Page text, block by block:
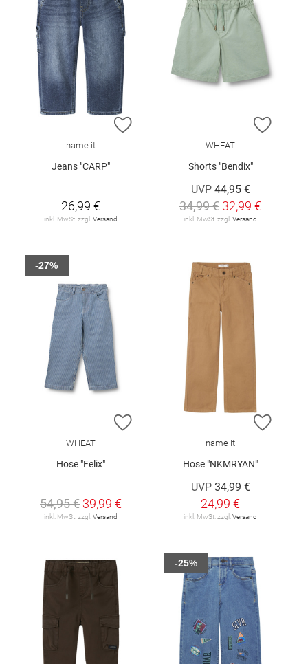
ZUR WUNSCHLISTE HINZUFÜGEN
name it
Jeans "CARP"
26,99 €
inkl. MwSt. zzgl. Versand
ZUR
WHEAT
Shorts "Bendix"
UVP 44,95 €
34,99 € 32,99 €
inkl. MwSt. zzgl. Versand
ZUR WUNSCHLISTE HINZUFÜGEN
WHEAT
Hose "Felix"
54,95 € 39,99 €
inkl. MwSt. zzgl. Versand
-27%
ZUR
name it
Hose "NKMRYAN"
UVP 34,99 €
24,99 €
inkl. MwSt. zzgl. Versand
-25%